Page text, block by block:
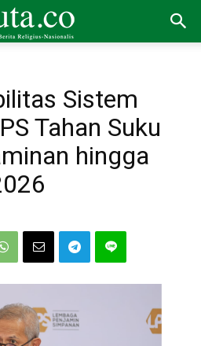
Sistem
Tahan Suku
hingga